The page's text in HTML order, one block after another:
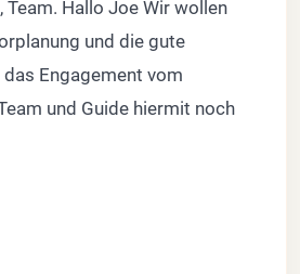
Team. Hallo Joe Wir wollen
und die gute
Engagement vom
und Guide hiermit noch